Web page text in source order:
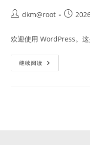
dkm@root
欢迎使用 WordPress。
继续阅读